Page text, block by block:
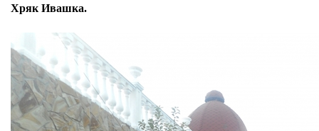
Хряк Ивашка.